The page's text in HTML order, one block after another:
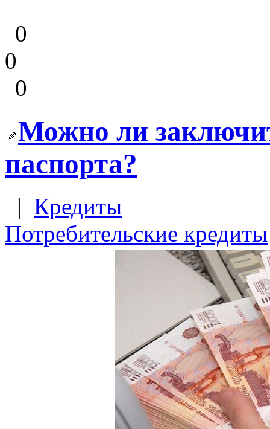
0
0
0
Можно ли
паспорта?
| Кредиты
Потребительские кредиты